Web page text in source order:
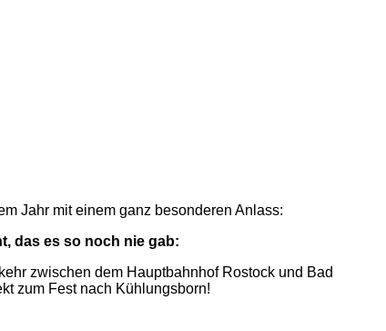
Jahr mit einem ganz besonderen Anlass:
das es so noch nie gab:
zwischen dem Hauptbahnhof Rostock und Bad
zum Fest nach Kühlungsborn!